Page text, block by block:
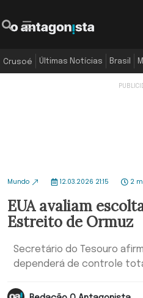
Crusoé Últimas Notícias Brasil
Mundo 12.03.2026 21:15 2
EUA avaliam
Estreito de Ormuz
Secretário do Tesouro
dependerá de controle